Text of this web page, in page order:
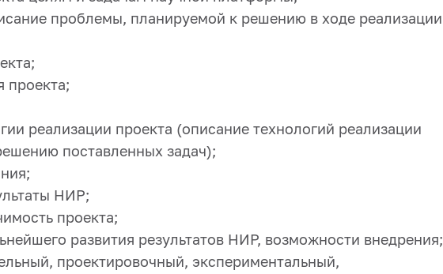
проблемы, планируемой к решению в ходе реализации
проекта;
реализации проекта (описание технологий реализации
поставленных задач);
НИР;
проекта;
развития результатов НИР, возможности внедрения;
проектировочный, экспериментальный,